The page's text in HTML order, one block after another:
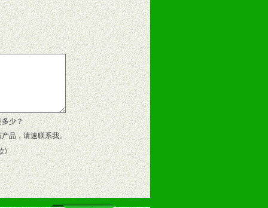
作手册、专柜咨询手册等各种市
多少？
品，请速联系我。
》